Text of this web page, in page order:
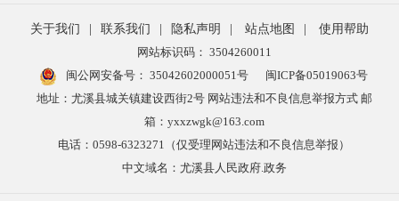
关于我们 联系我们 隐私声明 站点地图
使用帮助
网站标识码： 3504260011
闽公网安备号： 35042602000051号
闽ICP备05019063号
地址：尤溪县城关镇建设西街2号 网站违法和不良信息举报方式 邮
箱：yxxzwgk@163.com
电话：0598-6323271（仅受理网站违法和不良信息举报）
中文域名：尤溪县人民政府.政务